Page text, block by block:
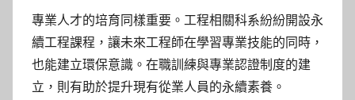
專業人才的培育同樣重要。工程相關科系紛紛開設永
續工程課程，讓未來工程師在學習專業技能的同時，
也能建立環保意識。在職訓練與專業認證制度的建
立，則有助於提升現有從業人員的永續素養。